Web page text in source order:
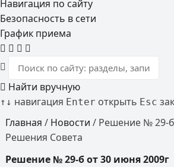
Навигация по сайту
Безопасность в сети
График приема
Найти вручную
↑ ↓ навигация Enter открыть Esc
Главная / Новости / Решение № 29-
Решения Совета
Решение № 29-б от 30 июня 2009г